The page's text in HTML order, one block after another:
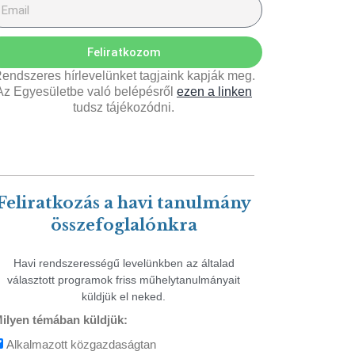
Feliratkozom
hírlevelünket tagjaink kapják meg.
Egyesületbe való belépésről ezen a linken
tudsz tájékozódni.
a havi tanulmány
összefoglalónkra
Havi rendszerességű levelünkben az általad
választott programok friss műhelytanulmányait
küldjük el neked.
témában küldjük:
Alkalmazott közgazdaságtan